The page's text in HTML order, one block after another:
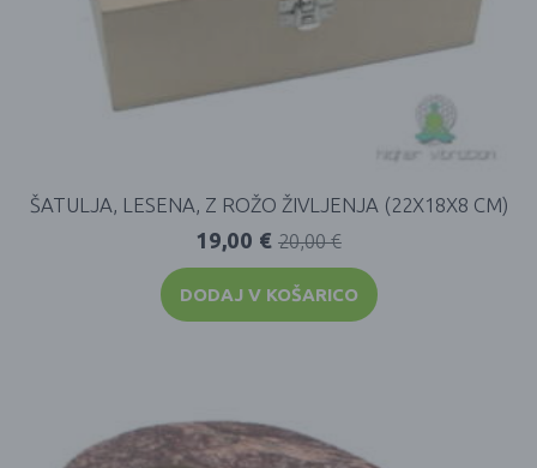
ŠATULJA, LESENA, Z ROŽO ŽIVLJENJA (22X18X8 CM)
20,00€
19,00 €
DODAJ V KOŠARICO